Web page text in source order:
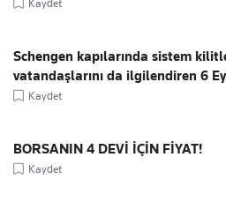
Kaydet
Schengen kapılarında sistem
vatandaşlarını da ilgilendiren 6
Kaydet
BORSANIN 4 DEVİ İÇİN FİYAT!
Kaydet